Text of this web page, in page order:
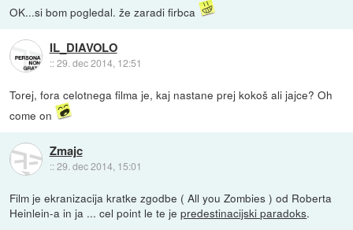
OK...si bom pogledal. že zaradi firbca
IL_DIAVOLO
::29. dec 2014, 12:51
Torej, fora celotnega filma je, kaj nastane prej kokoš ali jajce? Oh
come on
Zmajc
::29. dec 2014, 15:01
Film je ekranizacija kratke zgodbe ( All you Zombies ) od Roberta
Heinlein-a in ja ... cel point le te jepredestinacijski paradoks.